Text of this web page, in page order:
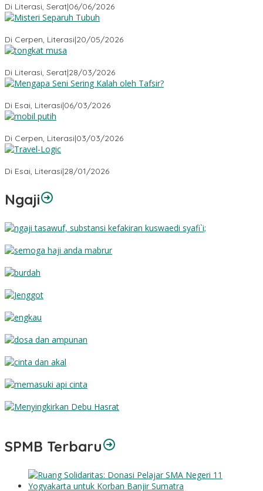
Di Literasi, Serat|06/06/2026
Di Cerpen, Literasi|20/05/2026
Di Literasi, Serat|28/03/2026
Di Esai, Literasi|06/03/2026
Di Cerpen, Literasi|03/03/2026
Di Esai, Literasi|28/01/2026
Ngaji
SPMB Terbaru